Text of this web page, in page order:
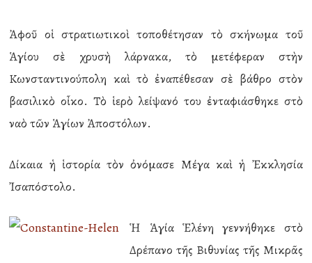
Ἀφοῦ οἱ στρατιωτικοὶ τοποθέτησαν τὸ σκήνωμα τοῦ
Ἁγίου σὲ χρυσὴ λάρνακα, τὸ μετέφεραν στὴν
Κωνσταντινούπολη καὶ τὸ ἐναπέθεσαν σὲ βάθρο στὸν
βασιλικὸ οἶκο. Τὸ ἱερὸ λείψανό του ἐνταφιάσθηκε στὸ
ναὸ τῶν Ἁγίων Ἀποστόλων.
Δίκαια ἡ ἱστορία τὸν ὀνόμασε Μέγα καὶ ἡ Ἐκκλησία
Ἰσαπόστολο.
Ἡ Ἁγία Ἑλένη γεννήθηκε στὸ
Δρέπανο τῆς Βιθυνίας τῆς Μικρᾶς